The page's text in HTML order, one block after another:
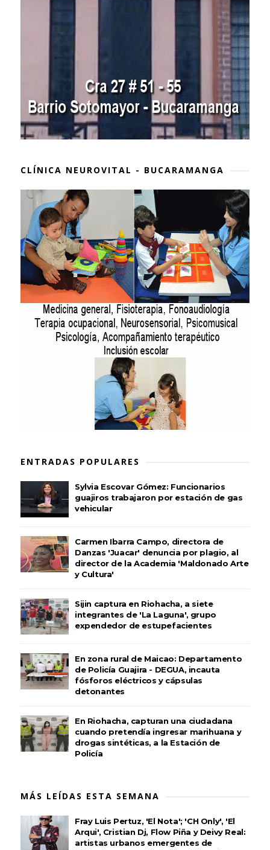
CLÍNICA NEUROVITAL - BUCARAMANGA
ENTRADAS POPULARES
Sylvia Escovar Gómez: Funcionarios
guajiros trabajaron por estación de gas
vehicular
Carmen Ibarra Campo, directora de
Danzas 'Juacar' denuncia por plagio, al
director de la Academia 'Maldonado Arte
y Cultura'
Sijin captura en Riohacha, a siete
integrantes de 'La Laguna', grupo
expendedor de estupefacientes
En zona rural de Maicao: Departamento
de Policía Guajira - DEGUA, incauta
fósforos eléctricos y cápsulas
detonantes
En Riohacha, capturan una ciudadana
cuando pretendía ingresar marihuana y
drogas sintéticas, a la Estación de
Policía
MÁS LEÍDAS ESTA SEMANA
Fray Luis Pertuz, 'El Nota'; 'CH Only', 'El
Arqui', Cristian Dj, Flow Piña y Deivy Real:
artistas urbanos emergentes de